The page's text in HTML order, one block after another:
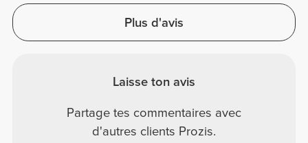
Plus d'avis
Laisse ton avis
Partage tes commentaires avec
d'autres clients Prozis.